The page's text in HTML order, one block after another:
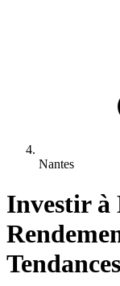
Nantes
Investir à
Tendances